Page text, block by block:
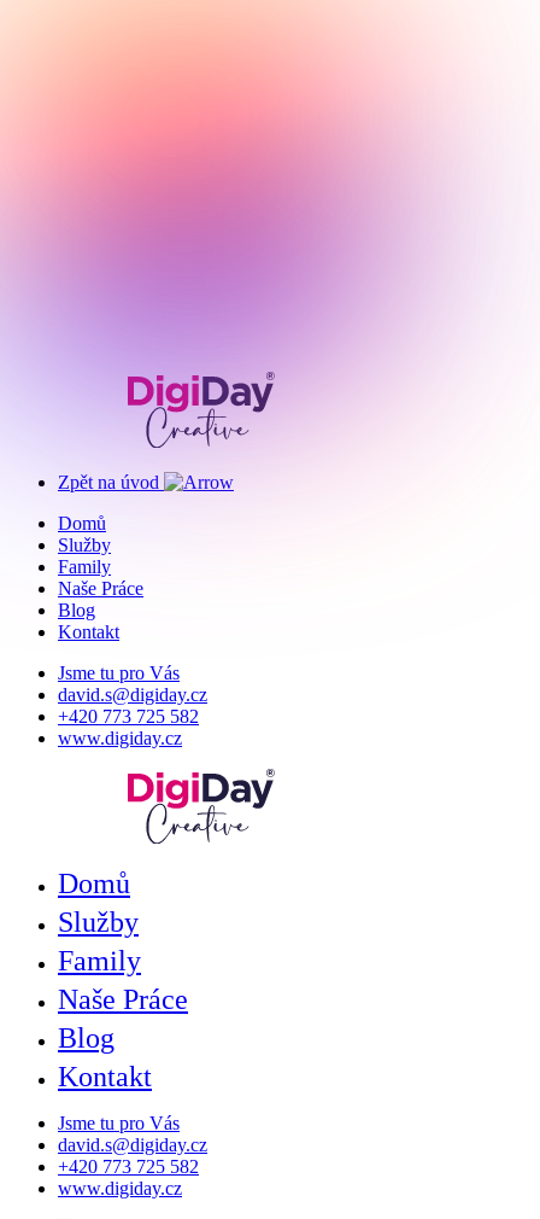
Zpět na úvod
Domů
Služby
Family
Naše Práce
Blog
Kontakt
Jsme tu pro Vás
david.s@digiday.cz
+420 773 725 582
www.digiday.cz
Domů
Služby
Family
Naše Práce
Blog
Kontakt
Jsme tu pro Vás
david.s@digiday.cz
+420 773 725 582
www.digiday.cz